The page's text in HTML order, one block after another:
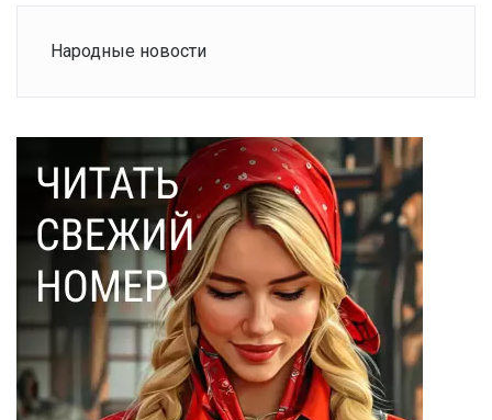
Народные новости